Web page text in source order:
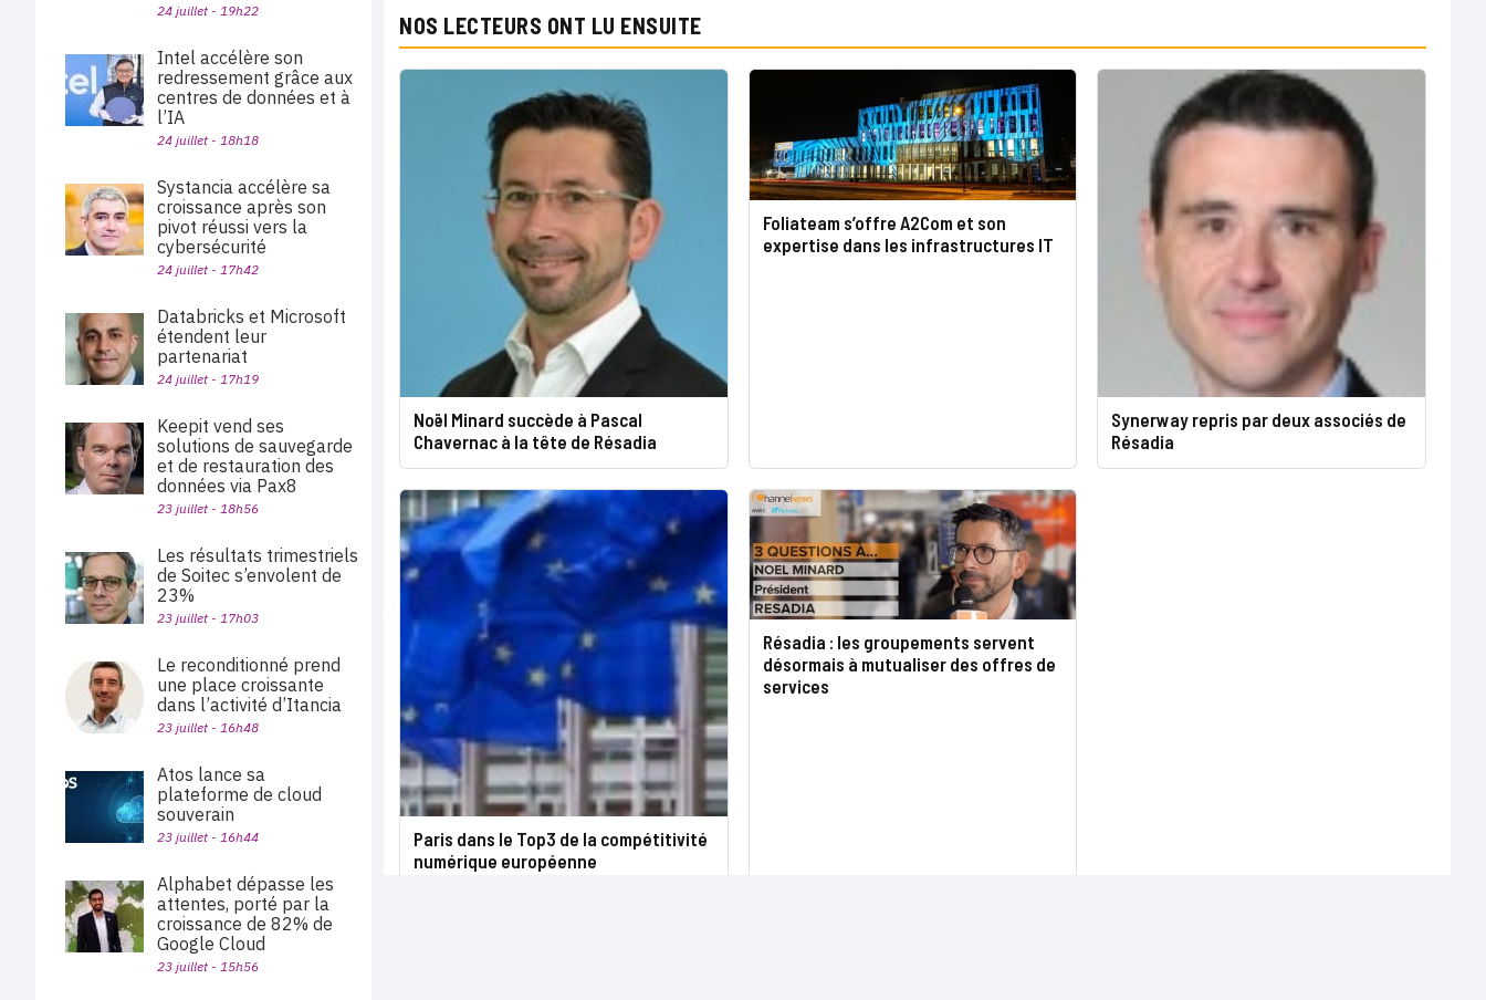
NOS LECTEURS ONT LU ENSUITE
Noël Minard succède à Pascal
Chavernac à la tête de Résadia
Foliateam s’offre A2Com et son
expertise dans les infrastructures IT
Synerway repris par deux associés de
Résadia
Paris dans le Top3 de la compétitivité
numérique européenne
Résadia : les groupements servent
désormais à mutualiser des offres de
services
24 juillet - 19h22
Intel accélère son
redressement grâce aux
centres de données et à
l’IA
24 juillet - 18h18
Systancia accélère sa
croissance après son
pivot réussi vers la
cybersécurité
24 juillet - 17h42
Databricks et Microsoft
étendent leur
partenariat
24 juillet - 17h19
Keepit vend ses
solutions de sauvegarde
et de restauration des
données via Pax8
23 juillet - 18h56
Les résultats trimestriels
de Soitec s’envolent de
23%
23 juillet - 17h03
Le reconditionné prend
une place croissante
dans l’activité d’Itancia
23 juillet - 16h48
Atos lance sa
plateforme de cloud
souverain
23 juillet - 16h44
Alphabet dépasse les
attentes, porté par la
croissance de 82% de
Google Cloud
23 juillet - 15h56